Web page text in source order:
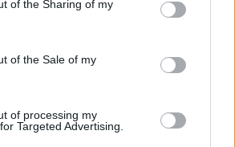
or usage behaviour. You may click to
to Google and its third-party tags to
specified purposes in below Google
of the Sharing of my
of the Sale of my
of processing my
Targeted Advertising.